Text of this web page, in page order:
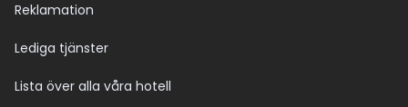
Reklamation
Lediga tjänster
Lista över alla våra hotell